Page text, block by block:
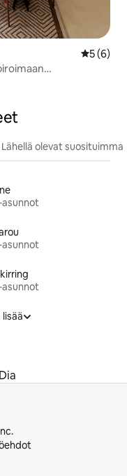
5 (6)
Lähellä olevat
asunnot
asunnot
asunnot
lisää